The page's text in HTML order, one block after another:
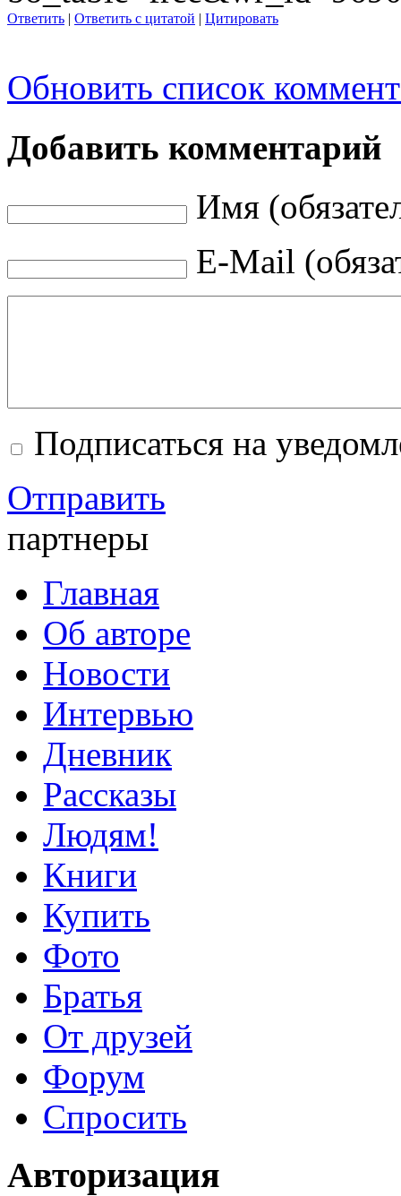
Ответить | Ответить с цитатой | Цитировать
Обновить список
Добавить комментарий
Имя
E-Mail
Подписаться на
Отправить
партнеры
Главная
Об авторе
Новости
Интервью
Дневник
Рассказы
Людям!
Книги
Купить
Фото
Братья
От друзей
Форум
Спросить
Авторизация